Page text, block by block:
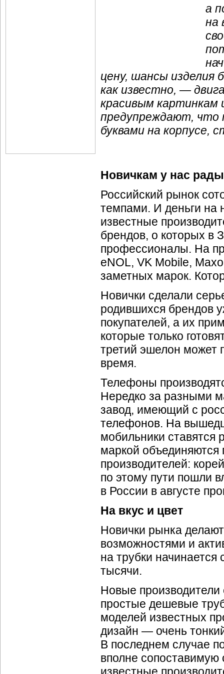
а
на
цену, шансы изделия
как известно, —
красивым
предупреждают, что
буквами на корпусе,
Новичкам у нас рады
Российский рынок
темпами. И деньги на
известные
брендов, о которых в
профессионалы. На
eNOL, VK Mobile,
заметных марок.
Новички сделали
родившихся брендов
покупателей, а их
которые только
третий эшелон может
время.
Телефоны
Нередко за разными
завод, имеющий с
телефонов. На
мобильники
маркой объединяются
производителей:
по этому пути пошли
в России в августе
На вкус и цвет
Новички рынка
возможностями и
на трубки
тысячи.
Новые
простые дешевые
моделей известных
дизайн — очень
В последнем случае
вполне сопоставимую